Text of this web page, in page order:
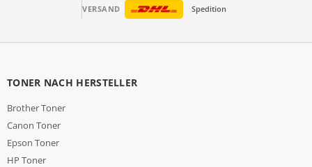
VERSAND Spedition
TONER NACH HERSTELLER
Brother Toner
Canon Toner
Epson Toner
HP Toner